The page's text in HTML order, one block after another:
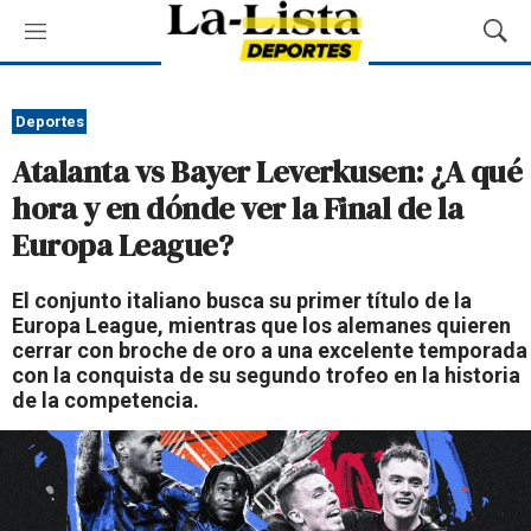
M
e
ú
M
o
a
r
u
e
d
a
Deportes
Atalanta vs Bayer Leverkusen: ¿A qué
hora y en dónde ver la Final de la
Europa League?
El conjunto italiano busca su primer título de la
Europa League, mientras que los alemanes quieren
cerrar con broche de oro a una excelente temporada
con la conquista de su segundo trofeo en la historia
de la competencia.